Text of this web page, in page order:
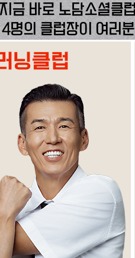
지금 바로 노담소셜클
4명의 클럽장이 여러